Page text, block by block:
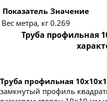
Показатель Значение
Вес метра, кг 0.269
Труба профильная
Труба профильная
замкнутый профиль